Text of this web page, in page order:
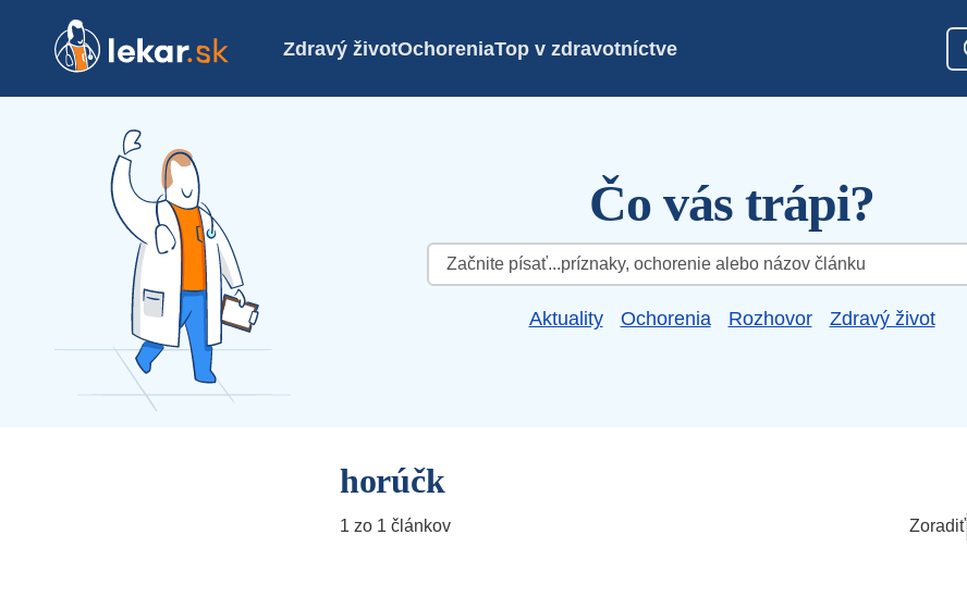
Zdravý životOchoreniaTop v zdravotníctve
Čo vás trápi?
Hľadať:
Aktuality Ochorenia Rozhovor Zdravý život
horúčk
1 zo 1 článkov Zoradiť